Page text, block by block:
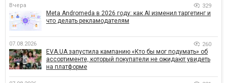
Вчера 329
Meta Andromeda в 2026 году: как AI изменил таргетинг и
что делать рекламодателям
07.08.2026 260
EVA.UA запустила кампанию «Кто бы мог подумать» об
ассортименте, который покупатели не ожидают увидеть
на платформе